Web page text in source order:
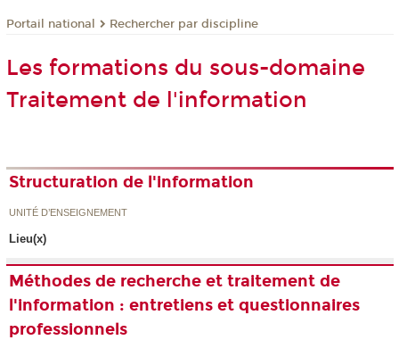
Portail national Rechercher par discipline
Les formations du sous-domaine
Traitement de l'information
Structuration de l'information
UNITÉ D’ENSEIGNEMENT
Lieu(x)
Méthodes de recherche et traitement de
l'information : entretiens et questionnaires
professionnels